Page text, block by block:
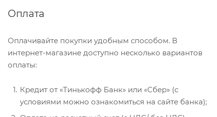
Оплата
Оплачивайте покупки удобным способом. В
интернет-магазине доступно несколько вариантов
оплаты:
Кредит от «Тинькофф Банк» или «Сбер» (с
условиями можно ознакомиться на сайте банка);